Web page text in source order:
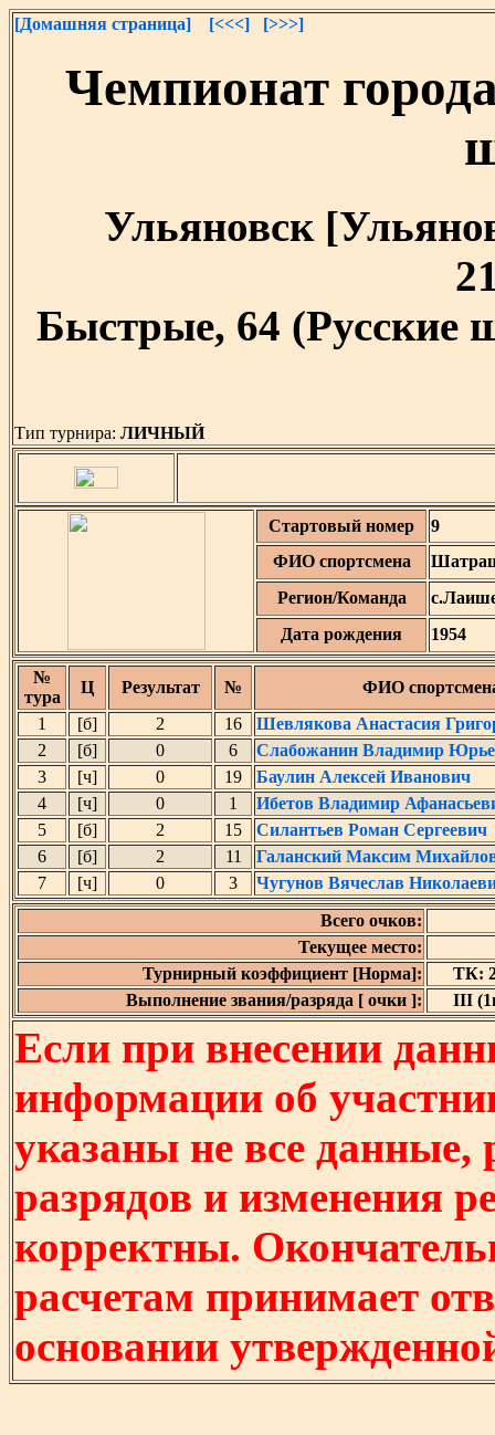
[Домашняя страница] [<<<] [>>>]
Чемпионат
Ульяновск
Быстрые, 64 (Русские
Тип турнира: ЛИЧНЫЙ
Стартовый номер
9
ФИО спортсмена
Регион/Команда
Дата рождения
1954
№
тура
Ц Результат №
ФИО
1
[б] 2 16
Шевлякова Анастасия
2
[б] 0 6
Слабожанин Владимир
3
[ч] 0 19
Баулин Алексей Иванович
4
[ч] 0 1
Ибетов Владимир
5
[б] 2 15
Силантьев Роман Сергеевич
6
[б] 2 11
Галанский Максим
7
[ч] 0 3
Чугунов Вячеслав
Всего очков:
Текущее место:
Турнирный коэффициент [Норма]:
ТК:
Выполнение звания/разряда [ очки ]:
III
Если при внесении
информации об
указаны не все
разрядов и изменения
корректны.
расчетам принимает
основании